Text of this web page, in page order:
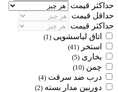
حداکثر قیمت
حداقل قیمت
حداکثر قیمت
اتاق لباسشویی (1)
استخر (41)
بخاری (5)
چمن (10)
درب ضد سرقت (4)
دوربین مدار بسته (2)